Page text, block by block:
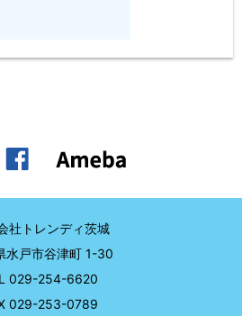
社トレンディ茨城
水戸市谷津町 1-30
029-254-6620
029-253-0789